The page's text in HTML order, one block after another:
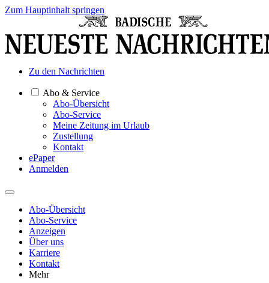
Zum Hauptinhalt springen
Zu den Nachrichten
Abo & Service
Abo-Übersicht
Abo-Service
Meine Zeitung im Urlaub
Zustellung
Kontakt
ePaper
Anmelden
Abo-Übersicht
Abo-Service
Anzeigen
Über uns
Karriere
Kontakt
Mehr